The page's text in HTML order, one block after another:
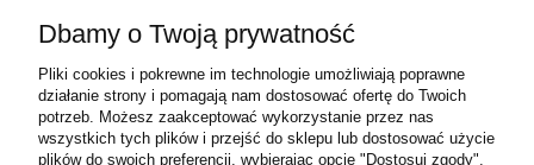
Warunki zakupów
Moje konto
Dbamy o Twoją prywatność
Pliki cookies i pokrewne im technologie umożliwiają poprawne
działanie strony i pomagają nam dostosować ofertę do Twoich
potrzeb. Możesz zaakceptować wykorzystanie przez nas
wszystkich tych plików i przejść do sklepu lub dostosować użycie
plików do swoich preferencji, wybierając opcję "Dostosuj zgody".